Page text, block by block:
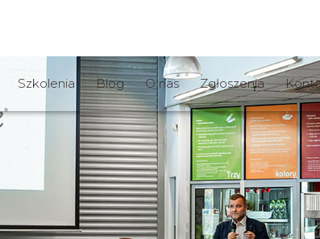
Szkolenia Blog O nas Zgłoszenia